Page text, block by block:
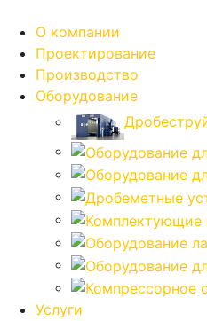
О компании
Проектирование
Производство
Оборудование
Услуги